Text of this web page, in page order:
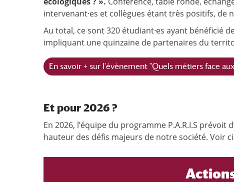
intervenant·es et collègues étant très positifs,
Au total, ce sont 320 étudiant·es ayant bénéficié
impliquant une quinzaine de partenaires du
En savoir + sur l'évènement "Quels métiers face
Et pour 2026 ?
En 2026, l’équipe du programme P.A.R.I.S
hauteur des défis majeurs de notre société. Voir